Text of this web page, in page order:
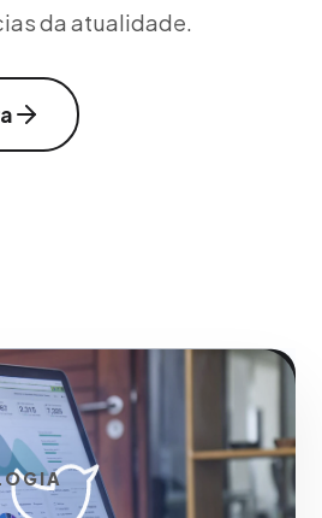
da atualidade.